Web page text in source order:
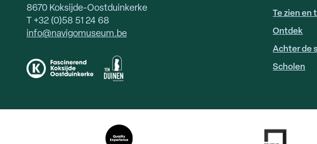
8670 Koksijde-Oostduinkerke
T +32 (0)58 51 24 68
info@navigomuseum.be
Te zien en
Ontdek
Achter de
Scholen